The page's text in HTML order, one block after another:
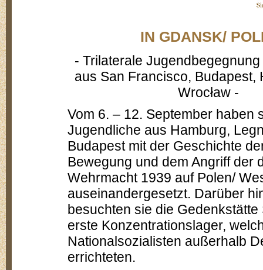
IN GDANSK/
- Trilaterale
aus San Francisco, Budapest,
Wrocław -
Vom 6. – 12. September haben
Jugendliche aus Hamburg,
Budapest mit der Geschichte
Bewegung und dem Angriff der
Wehrmacht 1939 auf Polen/
auseinandergesetzt. Darüber
besuchten sie die Gedenkstätte
erste Konzentrationslager,
Nationalsozialisten außerhalb
errichteten.